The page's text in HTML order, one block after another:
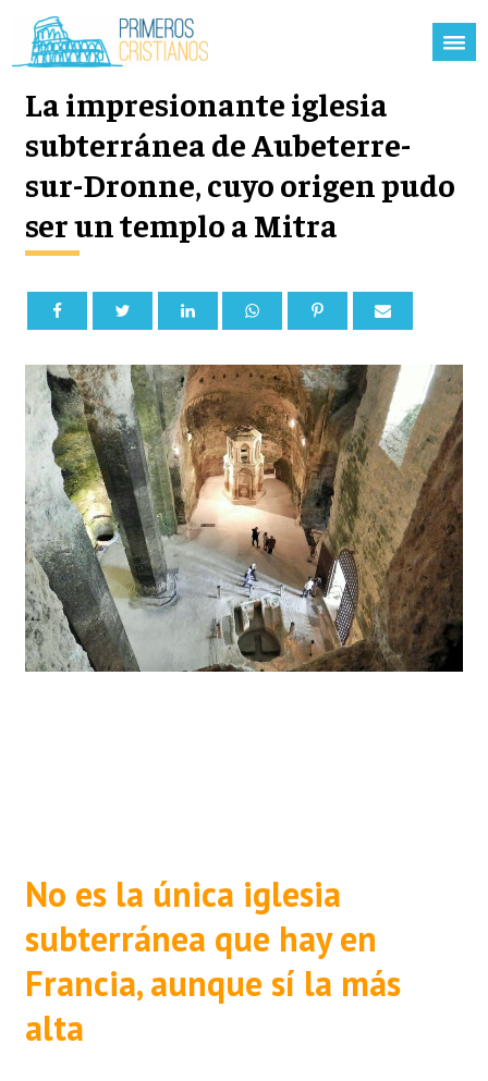
La impresionante iglesia
subterránea de Aubeterre-
sur-Dronne, cuyo origen pudo
ser un templo a Mitra
No es la única iglesia
subterránea que hay en
Francia, aunque sí la más
alta